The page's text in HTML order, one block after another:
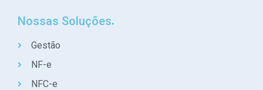
Nossas Soluções
Gestão
NF-e
NFC-e